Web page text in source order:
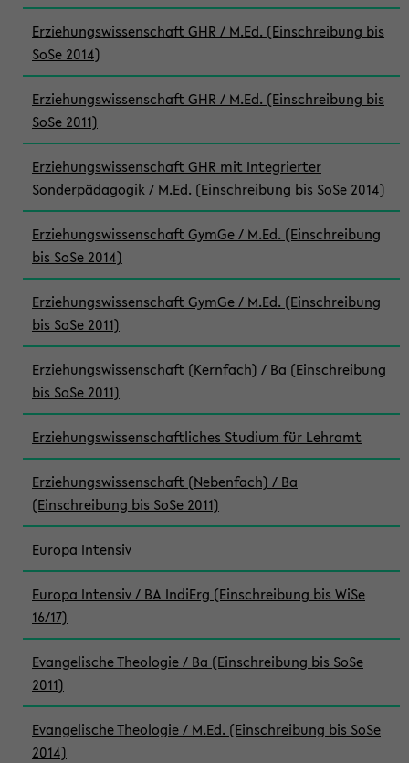
Erziehungswissenschaft GHR / M.Ed. (Einschreibung bis
SoSe 2014)
Erziehungswissenschaft GHR / M.Ed. (Einschreibung bis
SoSe 2011)
Erziehungswissenschaft GHR mit Integrierter
Sonderpädagogik / M.Ed. (Einschreibung bis SoSe 2014)
Erziehungswissenschaft GymGe / M.Ed. (Einschreibung
bis SoSe 2014)
Erziehungswissenschaft GymGe / M.Ed. (Einschreibung
bis SoSe 2011)
Erziehungswissenschaft (Kernfach) / Ba (Einschreibung
bis SoSe 2011)
Erziehungswissenschaftliches Studium für Lehramt
Erziehungswissenschaft (Nebenfach) / Ba
(Einschreibung bis SoSe 2011)
Europa Intensiv
Europa Intensiv / BA IndiErg (Einschreibung bis WiSe
16/17)
Evangelische Theologie / Ba (Einschreibung bis SoSe
2011)
Evangelische Theologie / M.Ed. (Einschreibung bis SoSe
2014)